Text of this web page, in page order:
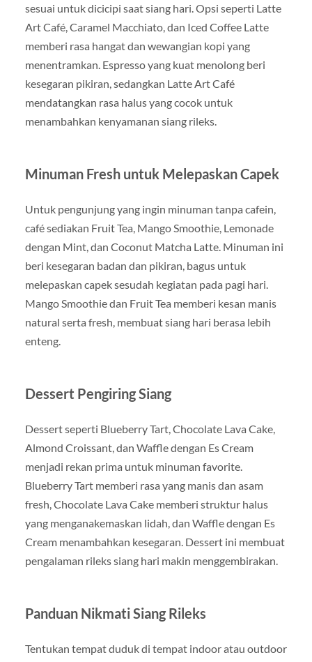
sesuai untuk dicicipi saat siang hari. Opsi seperti Latte
Art Café, Caramel Macchiato, dan Iced Coffee Latte
memberi rasa hangat dan wewangian kopi yang
menentramkan. Espresso yang kuat menolong beri
kesegaran pikiran, sedangkan Latte Art Café
mendatangkan rasa halus yang cocok untuk
menambahkan kenyamanan siang rileks.
Minuman Fresh untuk Melepaskan Capek
Untuk pengunjung yang ingin minuman tanpa cafein,
café sediakan Fruit Tea, Mango Smoothie, Lemonade
dengan Mint, dan Coconut Matcha Latte. Minuman ini
beri kesegaran badan dan pikiran, bagus untuk
melepaskan capek sesudah kegiatan pada pagi hari.
Mango Smoothie dan Fruit Tea memberi kesan manis
natural serta fresh, membuat siang hari berasa lebih
enteng.
Dessert Pengiring Siang
Dessert seperti Blueberry Tart, Chocolate Lava Cake,
Almond Croissant, dan Waffle dengan Es Cream
menjadi rekan prima untuk minuman favorite.
Blueberry Tart memberi rasa yang manis dan asam
fresh, Chocolate Lava Cake memberi struktur halus
yang menganakemaskan lidah, dan Waffle dengan Es
Cream menambahkan kesegaran. Dessert ini membuat
pengalaman rileks siang hari makin menggembirakan.
Panduan Nikmati Siang Rileks
Tentukan tempat duduk di tempat indoor atau outdoor